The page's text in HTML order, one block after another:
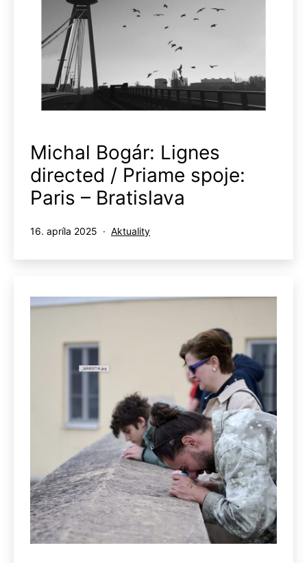
Michal Bogár: Lignes
directed / Priame spoje:
Paris – Bratislava
Publikované
16. apríla 2025
Kategorizované
Aktuality